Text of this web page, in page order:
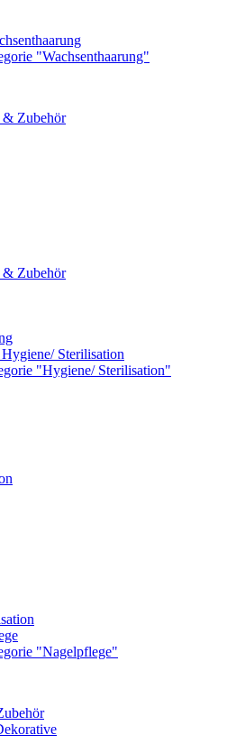
"Wachsenthaarung"
& Zubehör
& Zubehör
Hygiene/ Sterilisation
"Hygiene/ Sterilisation"
"Nagelpflege"